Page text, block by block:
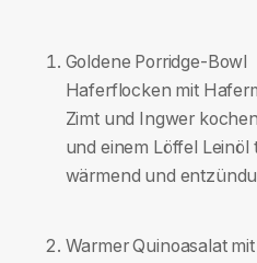
Goldene Porridge-Bowl
Haferflocken mit
Zimt und Ingwer
und einem Löffel Leinöl
wärmend und
Warmer Quinoasalat